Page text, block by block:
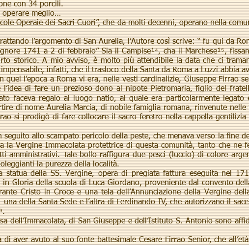
con 34 porcili.
meglio…
Operaie dei Sacri Cuori”, che da molti decenni, operano nella
l’argomento di San Aurelia, l’Autore così scrive: “ fu qui da
1741 a 2 di febbraio” Sia il Campise¹⁴, cha il Marchese¹⁵,
storico. A mio avviso, è molto più attendibile la data che ci
infatti, che il trasloco della Santa da Roma a Luzzi abbia
l’epoca a Roma vi era, nelle vesti cardinalizie, Giuseppe Firrao
di fare un prezioso dono al nipote Pietromaria, figlio del
faceva regalo al luogo natio, al quale era particolarmente legato
di nome Aurelia Marcia, di nobile famiglia romana, rinvenute nelle
si prodigò di fare collocare il sacro feretro nella cappella gentilizia
allo scampato pericolo della peste, che menava verso la fine
la Vergine Immacolata protettrice di questa comunità, tanto che ne
amministrativi. Tale bollo raffigura due pesci (luccio) di colore
la purezza della località.
della SS. Vergine, opera di pregiata fattura eseguita nel
Gloria della scuola di Luca Giordano, proveniente dal convento
Cristo in Croce e una tela dell’Annunciazione della Vergine
della Santa Sede e l’altra di Ferdinando IV, che autorizzano il
di San Giuseppe e dell’Istituto S. Antonio sono
avuto al suo fonte battesimale Cesare Firrao Senior, che